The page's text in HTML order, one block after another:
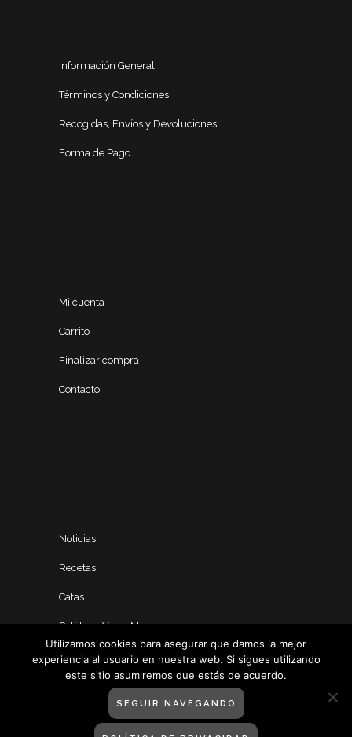
Información General
Términos y Condiciones
Recogidas, Envíos y Devoluciones
Forma de Pago
Mi cuenta
Carrito
Finalizar compra
Contacto
Noticias
Recetas
Catas
Catálogo Vinos Manero
Utilizamos cookies para asegurar que damos la mejor
experiencia al usuario en nuestra web. Si sigues utilizando
este sitio asumiremos que estás de acuerdo.
SEGUIR NAVEGANDO